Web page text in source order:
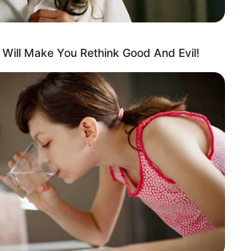
Make You Rethink Good And Evil!